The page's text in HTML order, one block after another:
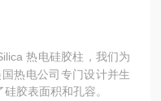
热电硅胶柱，我们为
热电公司专门设计并生
胶表面积和孔容。